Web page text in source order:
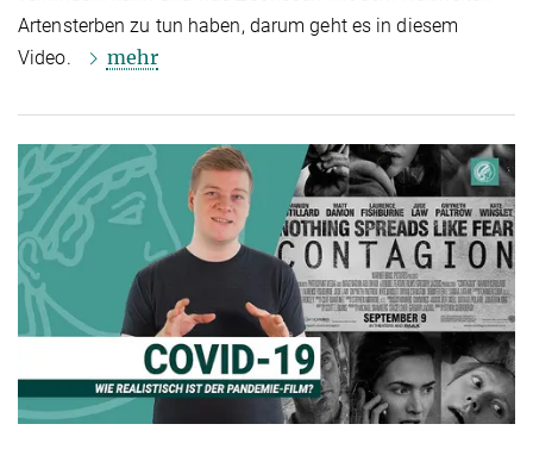
Artensterben zu tun haben, darum geht es in diesem
Video.
mehr